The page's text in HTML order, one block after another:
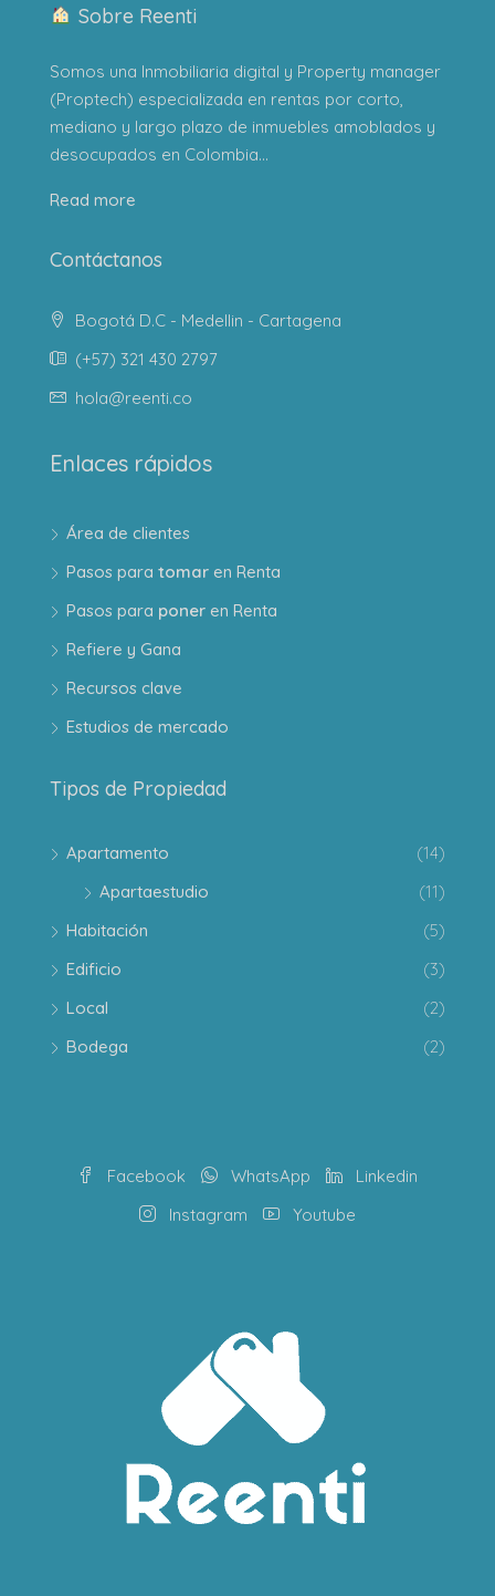
Sobre Reenti
Somos una Inmobiliaria digital y Property manager
(Proptech) especializada en rentas por corto,
mediano y largo plazo de inmuebles amoblados y
desocupados en Colombia...
Read more
Contáctanos
Bogotá D.C - Medellin - Cartagena
(+57) 321 430 2797
hola@reenti.co
Enlaces rápidos
Área de clientes
Pasos para tomar en Renta
Pasos para poner en Renta
Refiere y Gana
Recursos clave
Estudios de mercado
Tipos de Propiedad
Apartamento
(14)
Apartaestudio
(11)
Habitación
(5)
Edificio
(3)
Local
(2)
Bodega
(2)
Facebook WhatsApp
Linkedin
Instagram
Youtube